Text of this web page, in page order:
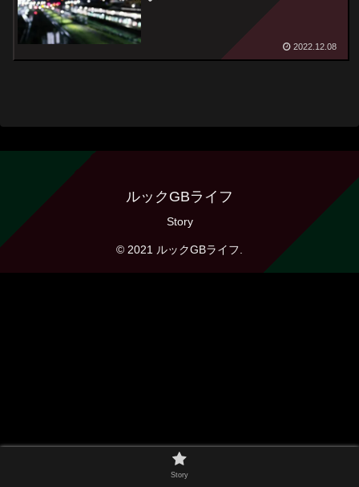
2022.12.08
ルックGBライフ
Story
© 2021 ルックGBライフ.
Story